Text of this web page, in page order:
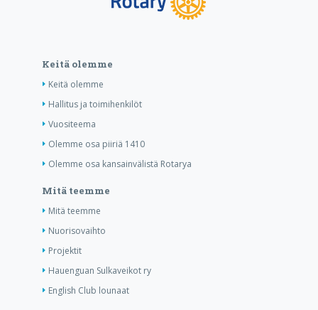
Keitä olemme
Keitä olemme
Hallitus ja toimihenkilöt
Vuositeema
Olemme osa piiriä 1410
Olemme osa kansainvälistä Rotarya
Mitä teemme
Mitä teemme
Nuorisovaihto
Projektit
Hauenguan Sulkaveikot ry
English Club lounaat